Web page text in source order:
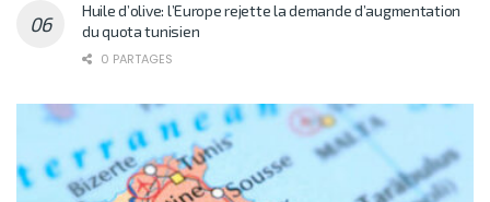
Huile d’olive: l’Europe rejette la demande d’augmentation
du quota tunisien
0 PARTAGES